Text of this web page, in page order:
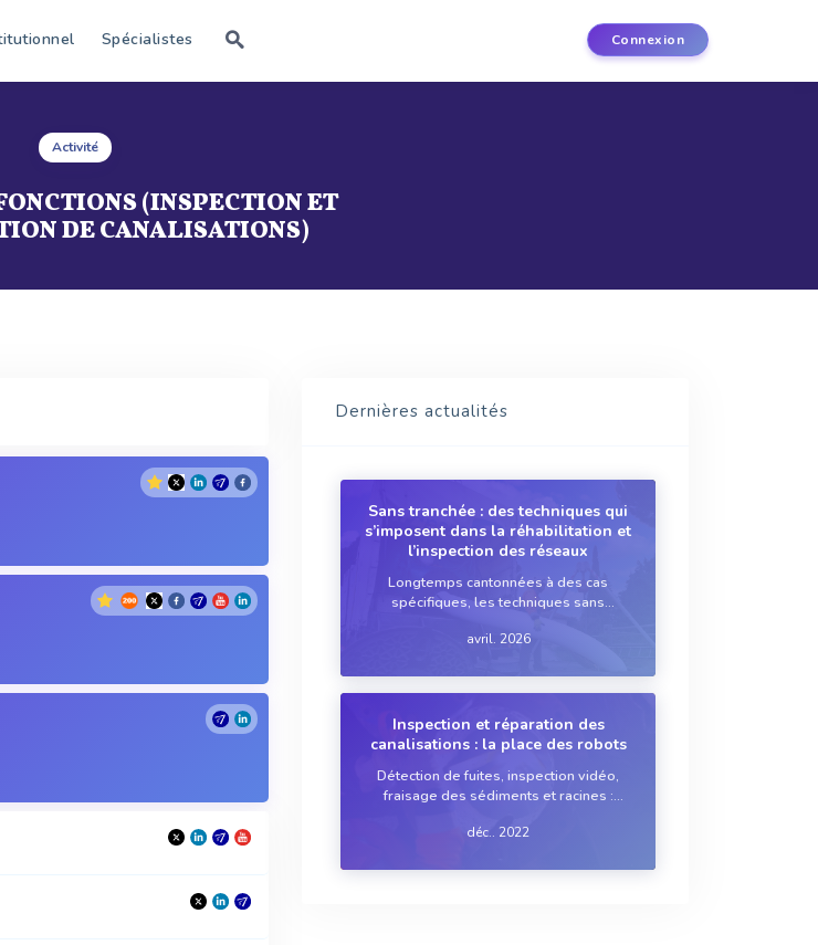
Spécialistes Connexion
Activité
(INSPECTION ET
DE CANALISATIONS)
Dernières actualités
Sans tranchée : des techniques qui
s’imposent dans la réhabilitation et
l’inspection des réseaux
Longtemps cantonnées à des cas
spécifiques, les techniques sans
dans les pratiques de réhabilitation des
procédés, l’amélioration des matériaux
avril. 2026
Inspection et réparation des
canalisations : la place des robots
Détection de fuites, inspection vidéo,
fraisage des sédiments et racines :
spécialisés peuvent réaliser dans les
humains. Petit tour du bestiaire…
déc.. 2022